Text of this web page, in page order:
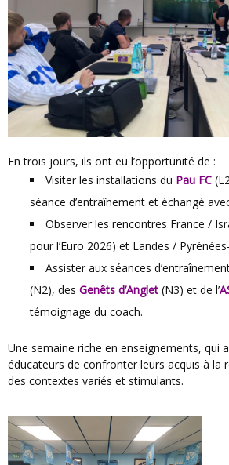
En trois jours, ils ont eu l’opportunité de :
Visiter les installations du Pau FC
séance d’entraînement et échangé
Observer les rencontres France /
pour l’Euro 2026) et Landes /
Assister aux séances
(N2), des Genêts d’Anglet (N3) et de l’
témoignage du coach.
Une semaine riche en enseignements, qui a permis aux futurs
éducateurs de confronter leurs acquis à la
des contextes variés et stimulants.